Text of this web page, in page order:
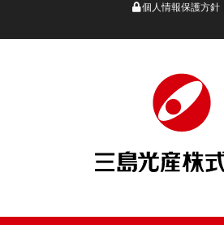
個人情報保護方針